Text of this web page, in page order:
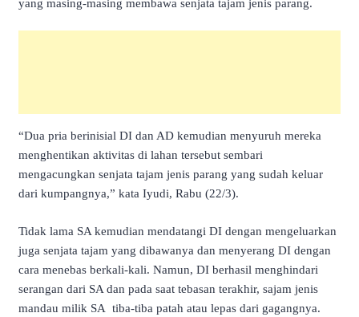
yang masing-masing membawa senjata tajam jenis parang.
“Dua pria berinisial DI dan AD kemudian menyuruh mereka
menghentikan aktivitas di lahan tersebut sembari
mengacungkan senjata tajam jenis parang yang sudah keluar
dari kumpangnya,” kata Iyudi, Rabu (22/3).
Tidak lama SA kemudian mendatangi DI dengan mengeluarkan
juga senjata tajam yang dibawanya dan menyerang DI dengan
cara menebas berkali-kali. Namun, DI berhasil menghindari
serangan dari SA dan pada saat tebasan terakhir, sajam jenis
mandau milik SA tiba-tiba patah atau lepas dari gagangnya.